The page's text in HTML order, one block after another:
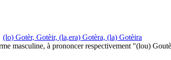
(lo) Gotèr, Gotèir, (la,era) Gotèra, (la) Gotèira
masculine, à prononcer respectivement "(lou)